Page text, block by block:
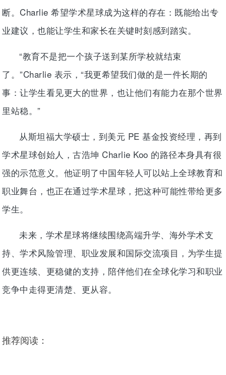
断。Charlie 希望学术星球成为这样的存在：既能给出专
业建议，也能让学生和家长在关键时刻感到踏实。
“教育不是把一个孩子送到某所学校就结束
了。”Charlie 表示，“我更希望我们做的是一件长期的
事：让学生看见更大的世界，也让他们有能力在那个世界
里站稳。”
从斯坦福大学硕士，到美元 PE 基金投资经理，再到
学术星球创始人，古浩坤 Charlie Koo 的路径本身具有很
强的示范意义。他证明了中国年轻人可以站上全球教育和
职业舞台，也正在通过学术星球，把这种可能性带给更多
学生。
未来，学术星球将继续围绕高端升学、海外学术支
持、学术风险管理、职业发展和国际交流项目，为学生提
供更连续、更稳健的支持，陪伴他们在全球化学习和职业
竞争中走得更清楚、更从容。
推荐阅读：